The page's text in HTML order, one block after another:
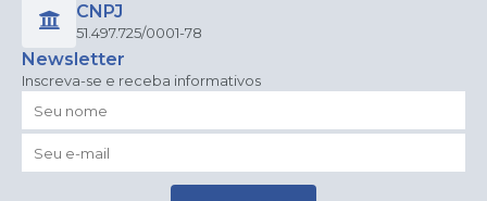
CNPJ
51.497.725/0001-78
Newsletter
Inscreva-se e receba informativos